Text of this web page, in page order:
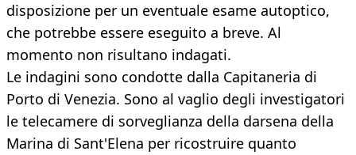
disposizione per un eventuale esame autoptico,
che potrebbe essere eseguito a breve. Al
momento non risultano indagati.
Le indagini sono condotte dalla Capitaneria di
Porto di Venezia. Sono al vaglio degli investigatori
le telecamere di sorveglianza della darsena della
Marina di Sant'Elena per ricostruire quanto